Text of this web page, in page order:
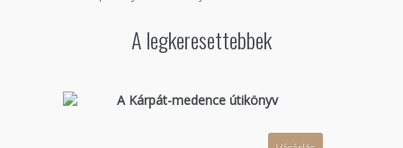
A legkeresettebbek
A Kárpát-medence útikönyv